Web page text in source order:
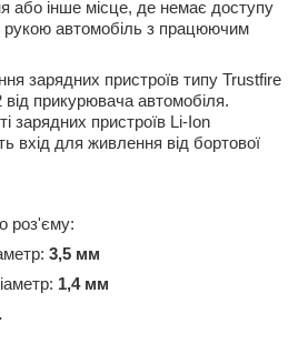
або інше місце, де немає доступу
рукою автомобіль з працюючим
зарядних пристроїв типу Trustfire
прикурювача автомобіля.
зарядних пристроїв Li-Ion
вхід для живлення від бортової
роз'єму:
3,5 мм
1,4 мм